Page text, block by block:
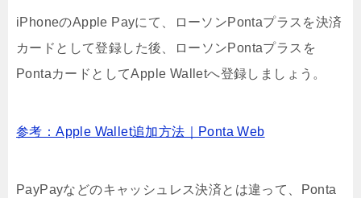
iPhoneのApple Payにて、ローソンPontaプラスを決済
カードとして登録した後、ローソンPontaプラスを
PontaカードとしてApple Walletへ登録しましょう。
参考：Apple Wallet追加方法｜Ponta Web
PayPayなどのキャッシュレス決済とは違って、Ponta